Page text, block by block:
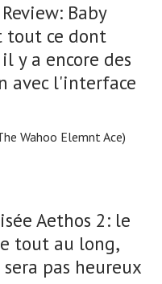
Baby
tout ce dont
y a encore des
avec l'interface
Wahoo Elemnt Ace)
Aethos 2: le
tout au long,
pas heureux